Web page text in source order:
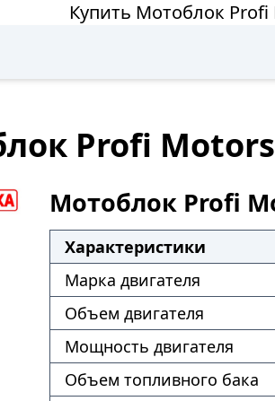
Купить Мотоблок Profi
Profi
Мотоблок Profi
Характеристики
Марка двигателя
Объем двигателя
Мощность двигателя
Объем топливного бака